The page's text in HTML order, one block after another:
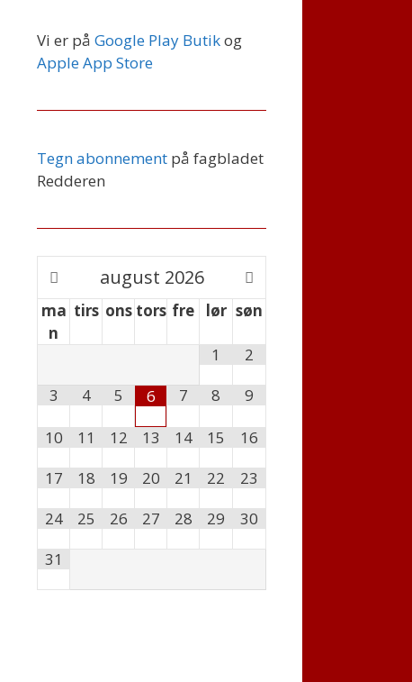
Vi er på Google Play Butikog
Apple App Store
Tegn abonnement på fagbladet
Redderen
august 2026
ma
n
tirs ons tors fre lør søn
1
2
3
4 5 6 7 8 9
10 11 12 13 14 15
16
17
18 19 20 21 22
23
24
25 26 27 28 29
30
31